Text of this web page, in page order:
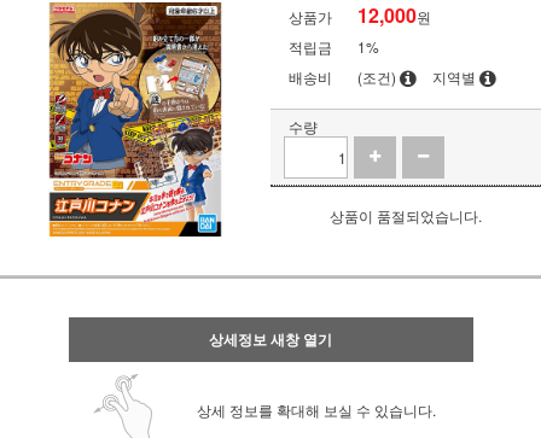
상품가 12,000원
적립금
1%
배송비
(조건) 지역별
수량
상품이 품절되었습니다.
상세정보 새창 열기
상세 정보를 확대해 보실 수 있습니다.